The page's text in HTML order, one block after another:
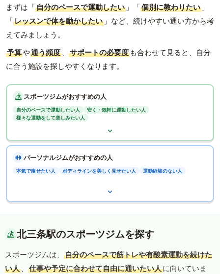
まずは「自分のペースで運動したい 」「個別に教わりたい 」
「レッスンで体を動かしたい 」など、続けやすい通い方から考
えてみましょう。
予算や通う頻度 、 サポートの必要度 も合わせて見ると、自分
に合う施設を探しやすくなります。
スポーツジムがおすすめの人
自分のペースで運動したい人
安く・気軽に運動したい人
様々な運動をして楽しみたい人
パーソナルジムがおすすめの人
本気で痩せたい人 ボディラインを美しく見せたい人 運動経験のない人
北三条駅のスポーツジムを探す
スポーツジムは、
自分のペースで筋トレや有酸素運動を続けた
い人 、 仕事や予定に合わせて自由に通いたい人に向いていま